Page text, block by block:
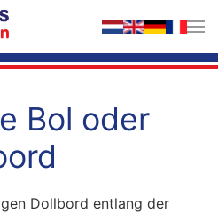
Bol oder
Dollbord entlang der